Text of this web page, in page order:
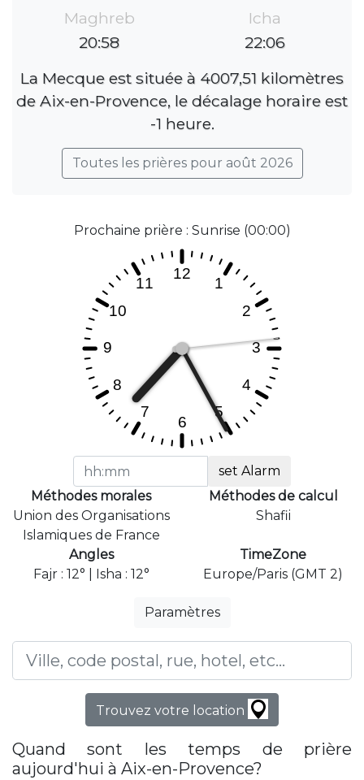
Maghreb
20:58
Icha
22:06
La Mecque est située à 4007,51 kilomètres
de Aix-en-Provence, le décalage horaire est
-1 heure.
Toutes les prières pour août 2026
Prochaine prière : Sunrise (00:00)
set Alarm
Méthodes morales
Union des Organisations
Islamiques de France
Méthodes de calcul
Shafii
Angles
Fajr : 12° | Isha : 12°
TimeZone
Europe/Paris (GMT 2)
Paramètres
Trouvez votre location
Quand sont les temps de prière
aujourd'hui à Aix-en-Provence?